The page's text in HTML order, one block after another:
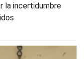
la incertidumbre